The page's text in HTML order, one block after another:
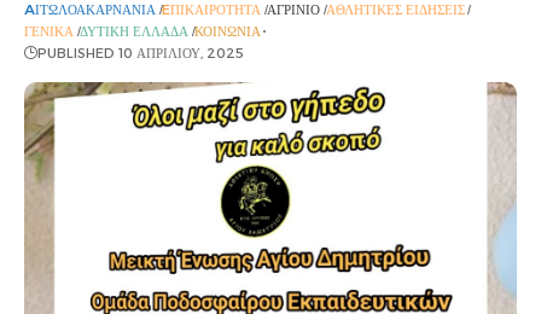
AΙΤΩΛΟΑΚΑΡΝΑΝΊΑ EΠΙΚΑΙΡΌΤΗΤΑ ΑΓΡΊΝΙΟ ΑΘΛΗΤΙΚΈΣ ΕΙΔΉΣΕΙΣ
ΓΕΝΙΚΆ ΔΥΤΙΚΉ ΕΛΛΆΔΑ ΚΟΙΝΩΝΊΑ
PUBLISHED 10 ΑΠΡΙΛΊΟΥ, 2025